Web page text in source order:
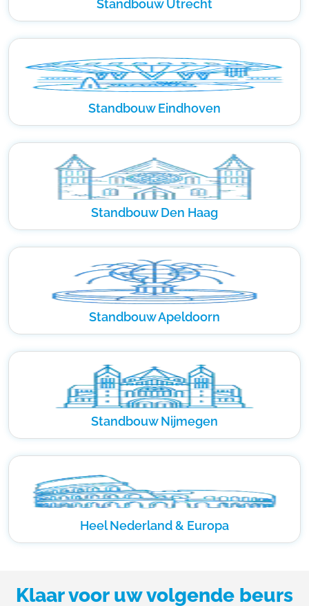
Standbouw Utrecht
Standbouw Eindhoven
Standbouw Den Haag
Standbouw Apeldoorn
Standbouw Nijmegen
Heel Nederland & Europa
Klaar voor uw volgende beurs